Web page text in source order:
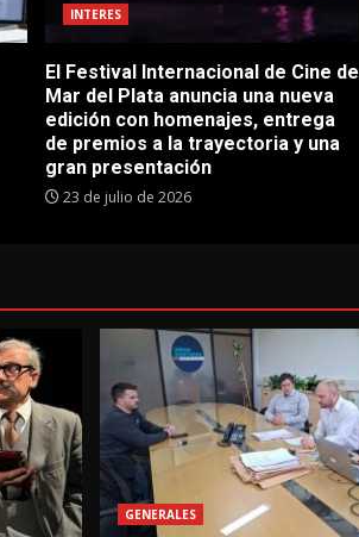
INTERES
El Festival Internacional de Cine de
Mar del Plata anuncia una nueva
edición con homenajes, entrega
de premios a la trayectoria y una
gran presentación
23 de julio de 2026
GENERALES